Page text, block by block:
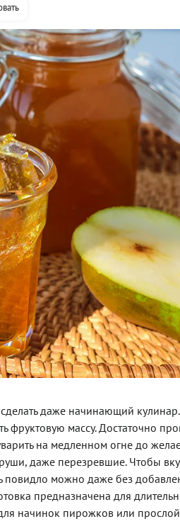
даже начинающий
фруктовую массу. Достаточно
на медленном огне до
даже перезревшие. Чтобы
повидло можно даже без
предназначена для
начинок пирожков или